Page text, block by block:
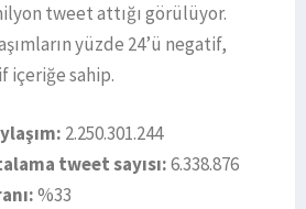
tweet attığı görülüyor.
yüzde 24’ü negatif,
içeriğe sahip.
2.250.301.244
tweet sayısı:6.338.876
%33